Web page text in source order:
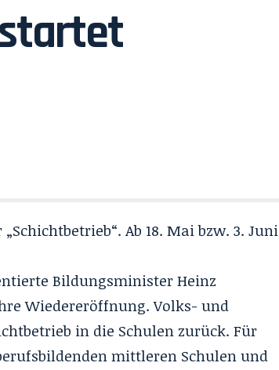
Ab 18. Mai bzw. 3. Juni
Bildungsminister Heinz
Wiedereröffnung. Volks- und
in die Schulen zurück. Für
mittleren Schulen und